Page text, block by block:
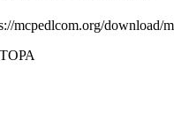
mcpedlcom.org/download/